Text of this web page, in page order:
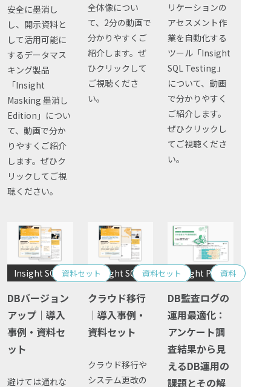
フリーテキストマスキ
メタデータ管理
レプリケーション
仮想環境（VMware）
個人情報保護
匿名化
安全に墨消し
し、開示資料と
して活用可能に
するデータマス
キング製品
「Insight
Masking 墨消し
Edition」につい
て、動画で分か
りやすくご紹介
します。ぜひク
リックしてご視
聴ください。
全体像につい
て、2分の動画で
分かりやすくご
紹介します。ぜ
ひクリックして
ご視聴くださ
い。
リケーションの
アセスメント作
業を自動化する
ツール「Insight
SQL Testing」
について、動画
で分かりやすく
ご紹介します。
ぜひクリックし
てご視聴くださ
い。
Insight SQL Testing
資料セット
DBバージョン
アップ｜導入
事例・資料セ
ット
避けては通れな
Insight SQL Testing
資料セット
クラウド移行
｜導入事例・
資料セット
クラウド移行や
システム更改の
Insight PISO資料
DB監査ログの
運用最適化：
アンケート調
査結果から見
えるDB運用の
課題とその解